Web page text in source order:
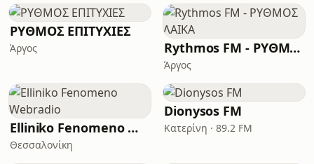
ΡΥΘΜΟΣ ΕΠΙΤΥΧΙΕΣ
Άργος Rythmos FM - ΡΥΘΜΟΣ ΛΑΙΚΑ
Άργος
Elliniko Fenomeno Webradio
Θεσσαλονίκη
Dionysos FM
Κατερίνη · 89.2 FM